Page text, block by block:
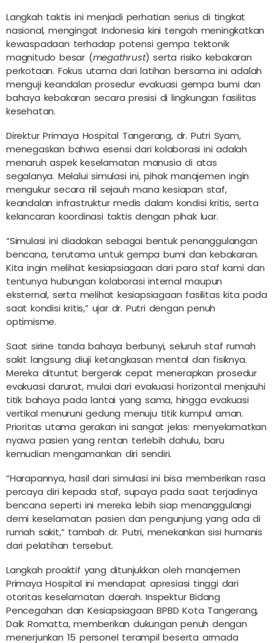
Langkah taktis ini menjadi perhatian serius di tingkat
nasional, mengingat Indonesia kini tengah meningkatkan
kewaspadaan terhadap potensi gempa tektonik
magnitudo besar (megathrust) serta risiko kebakaran
perkotaan. Fokus utama dari latihan bersama ini adalah
menguji keandalan prosedur evakuasi gempa bumi dan
bahaya kebakaran secara presisi di lingkungan fasilitas
kesehatan.
Direktur Primaya Hospital Tangerang, dr. Putri Syam,
menegaskan bahwa esensi dari kolaborasi ini adalah
menaruh aspek keselamatan manusia di atas
segalanya. Melalui simulasi ini, pihak manajemen ingin
mengukur secara riil sejauh mana kesiapan staf,
keandalan infrastruktur medis dalam kondisi kritis, serta
kelancaran koordinasi taktis dengan pihak luar.
“Simulasi ini diadakan sebagai bentuk penanggulangan
bencana, terutama untuk gempa bumi dan kebakaran.
Kita ingin melihat kesiapsiagaan dari para staf kami dan
tentunya hubungan kolaborasi internal maupun
eksternal, serta melihat kesiapsiagaan fasilitas kita pada
saat kondisi kritis,” ujar dr. Putri dengan penuh
optimisme.
Saat sirine tanda bahaya berbunyi, seluruh staf rumah
sakit langsung diuji ketangkasan mental dan fisiknya.
Mereka dituntut bergerak cepat menerapkan prosedur
evakuasi darurat, mulai dari evakuasi horizontal menjauhi
titik bahaya pada lantai yang sama, hingga evakuasi
vertikal menuruni gedung menuju titik kumpul aman.
Prioritas utama gerakan ini sangat jelas: menyelamatkan
nyawa pasien yang rentan terlebih dahulu, baru
kemudian mengamankan diri sendiri.
“Harapannya, hasil dari simulasi ini bisa memberikan rasa
percaya diri kepada staf, supaya pada saat terjadinya
bencana seperti ini mereka lebih siap menanggulangi
demi keselamatan pasien dan pengunjung yang ada di
rumah sakit,” tambah dr. Putri, menekankan sisi humanis
dari pelatihan tersebut.
Langkah proaktif yang ditunjukkan oleh manajemen
Primaya Hospital ini mendapat apresiasi tinggi dari
otoritas keselamatan daerah. Inspektur Bidang
Pencegahan dan Kesiapsiagaan BPBD Kota Tangerang,
Daik Romatta, memberikan dukungan penuh dengan
menerjunkan 15 personel terampil beserta armada